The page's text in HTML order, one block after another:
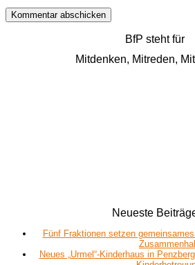
BfP steht für
Mitdenken, Mitreden,
Neueste
Fünf Fraktionen setzen
Neues „Urmel“-Kinderhaus in